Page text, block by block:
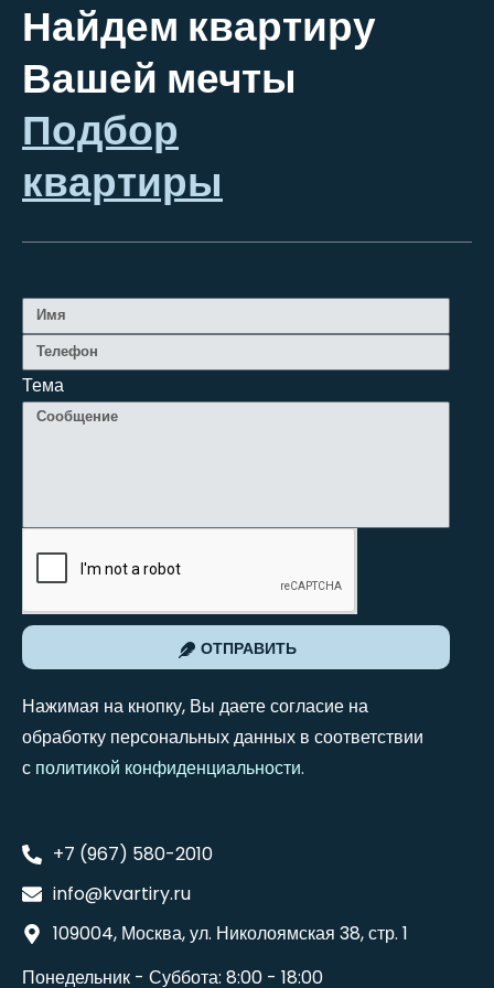
Найдем квартиру
Вашей мечты
Подбор
квартиры
Тема
ОТПРАВИТЬ
Нажимая на кнопку, Вы даете согласие на
обработку персональных данных в соответствии
с политикой конфиденциальности.
+7 (967) 580-2010
info@kvartiry.ru
109004, Москва, ул. Николоямская 38, стр. 1
Понедельник - Суббота: 8:00 - 18:00